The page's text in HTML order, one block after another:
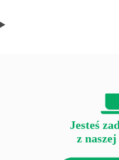
Jesteś
z